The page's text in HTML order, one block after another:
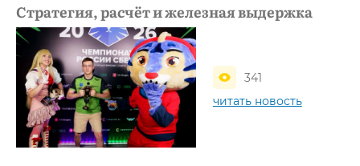
Стратегия, расчёт и железная выдержка
341
читать новость